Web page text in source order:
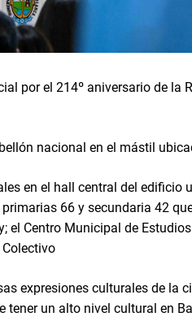
por el 214º aniversario de la
nacional en el mástil
en el hall central del edificio
66 y secundaria 42
Centro Municipal de
expresiones culturales de la
un alto nivel cultural en